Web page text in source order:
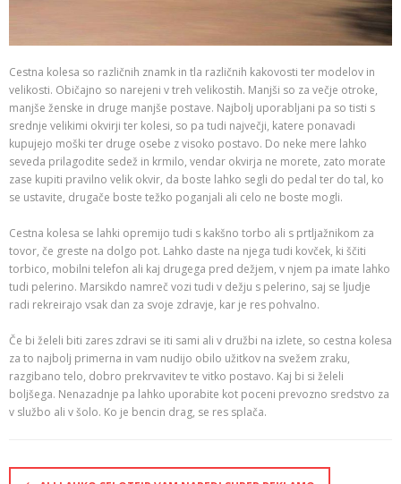
Cestna kolesa so različnih znamk in tla različnih kakovosti ter modelov in
velikosti. Običajno so narejeni v treh velikostih. Manjši so za večje otroke,
manjše ženske in druge manjše postave. Najbolj uporabljani pa so tisti s
srednje velikimi okvirji ter kolesi, so pa tudi največji, katere ponavadi
kupujejo moški ter druge osebe z visoko postavo. Do neke mere lahko
seveda prilagodite sedež in krmilo, vendar okvirja ne morete, zato morate
zase kupiti pravilno velik okvir, da boste lahko segli do pedal ter do tal, ko
se ustavite, drugače boste težko poganjali ali celo ne boste mogli.
Cestna kolesa se lahki opremijo tudi s kakšno torbo ali s prtljažnikom za
tovor, če greste na dolgo pot. Lahko daste na njega tudi kovček, ki ščiti
torbico, mobilni telefon ali kaj drugega pred dežjem, v njem pa imate lahko
tudi pelerino. Marsikdo namreč vozi tudi v dežju s pelerino, saj se ljudje
radi rekreirajo vsak dan za svoje zdravje, kar je res pohvalno.
Če bi želeli biti zares zdravi se iti sami ali v družbi na izlete, so cestna kolesa
za to najbolj primerna in vam nudijo obilo užitkov na svežem zraku,
razgibano telo, dobro prekrvavitev te vitko postavo. Kaj bi si želeli
boljšega. Nenazadnje pa lahko uporabite kot poceni prevozno sredstvo za
v službo ali v šolo. Ko je bencin drag, se res splača.